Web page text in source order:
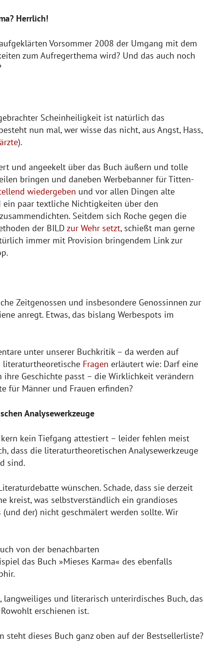
Herrlich!
Vorsommer 2008 der Umgang mit dem
zum Aufregerthema wird? Und das auch noch
Scheinheiligkeit ist natürlich das
nun mal, wer wisse das nicht, aus Angst, Hass,
).
und angeekelt über das Buch äußern und tolle
bringen und daneben Werbebanner für Titten-
wiedergeben und vor allen Dingen alte
ein paar textliche Nichtigkeiten über den
Seitdem sich Roche gegen die
der BILD zur Wehr setzt, schießt man gerne
immer mit Provision bringendem Link zur
Zeitgenossen und insbesondere Genossinnen zur
anregt. Etwas, das bislang Werbespots im
unter unserer Buchkritik – da werden auf
literaturtheoretische Fragen erläutert wie: Darf eine
Geschichte passt – die Wirklichkeit verändern
für Männer und Frauen erfinden?
Analysewerkzeuge
kein Tiefgang attestiert – leider fehlen meist
dass die literaturtheoretischen Analysewerkzeuge
sind.
wünschen. Schade, dass sie derzeit
kreist, was selbstverständlich ein grandioses
der) nicht geschmälert werden sollte. Wir
von der benachbarten
das Buch »Mieses Karma« des ebenfalls
und literarisch unterirdisches Buch, das
erschienen ist.
steht dieses Buch ganz oben auf der Bestsellerliste?